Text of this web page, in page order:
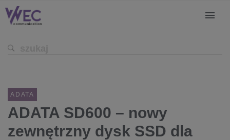
ADATA
ADATA SD600 – nowy
zewnętrzny dysk SSD dla